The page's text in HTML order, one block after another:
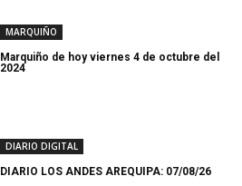
MARQUIÑO
Marquiño de hoy viernes 4 de octubre del
2024
DIARIO DIGITAL
DIARIO LOS ANDES AREQUIPA: 07/08/26